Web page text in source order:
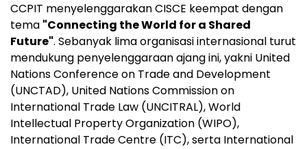
CCPIT menyelenggarakan CISCE keempat dengan
tema "Connecting the World for a Shared
Future". Sebanyak lima organisasi internasional turut
mendukung penyelenggaraan ajang ini, yakni United
Nations Conference on Trade and Development
(UNCTAD), United Nations Commission on
International Trade Law (UNCITRAL), World
Intellectual Property Organization (WIPO),
International Trade Centre (ITC), serta International